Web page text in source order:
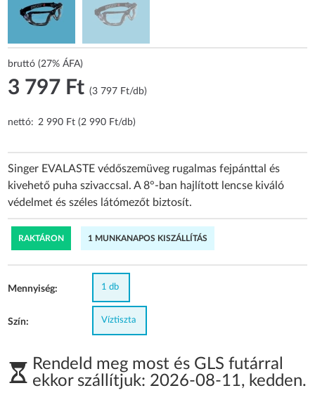
bruttó (27% ÁFA)
3 797 Ft(3 797 Ft/db)
nettó: 2 990 Ft (2 990 Ft/db)
Singer EVALASTE védőszemüveg rugalmas fejpánttal és
kivehető puha szivaccsal. A 8°-ban hajlított lencse kiváló
védelmet és széles látómezőt biztosít.
RAKTÁRON 1 MUNKANAPOS KISZÁLLÍTÁS
Mennyiség: 1 db
Szín: Víztiszta
Rendeld meg most és GLS futárral
ekkor szállítjuk: 2026-08-11, kedden.